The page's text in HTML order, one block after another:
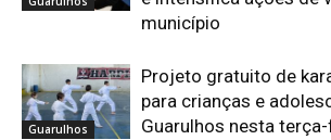
município
Guarulhos
Projeto gratuito de
para crianças e
Guarulhos nesta